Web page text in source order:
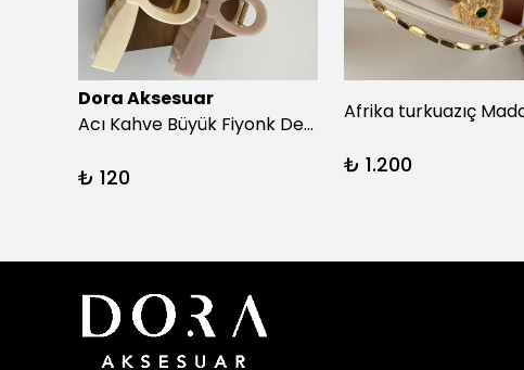
Dora Aksesuar
Acı Kahve Büyük Fiyonk Detay Kıskaç Toka
₺ 120 ₺ 1.200